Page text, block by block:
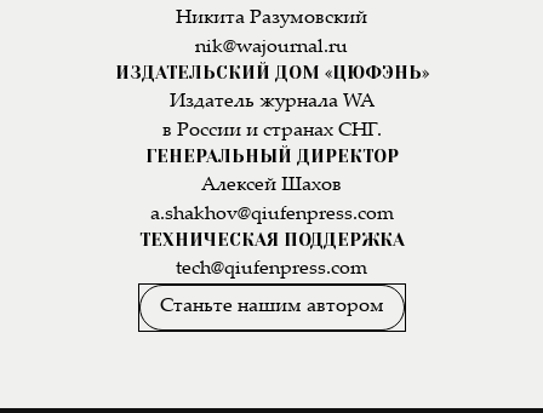
Никита Разумовский
nik@wajournal.ru
ИЗДАТЕЛЬСКИЙ ДОМ «ЦЮФЭНЬ»
Издатель журнала WA
в России и странах СНГ.
ГЕНЕРАЛЬНЫЙ ДИРЕКТОР
Алексей Шахов
a.shakhov@qiufenpress.com
ТЕХНИЧЕСКАЯ ПОДДЕРЖКА
tech@qiufenpress.com
Станьте нашим автором